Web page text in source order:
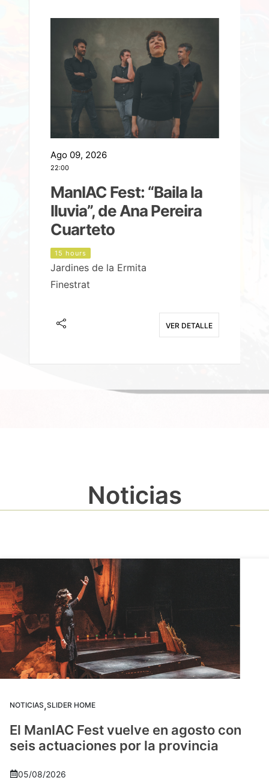
Ago 09, 2026
22:00
ManIAC Fest: “Baila la
lluvia”, de Ana Pereira
Cuarteto
15 hours
Jardines de la Ermita
Finestrat
VER DETALLE
Noticias
NOTICIAS,SLIDER HOME
El ManIAC Fest vuelve en agosto con
seis actuaciones por la provincia
05/08/2026